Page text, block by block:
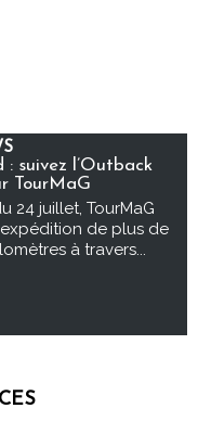
: suivez l’Outback
TourMaG
24 juillet, TourMaG
de plus de
à travers...